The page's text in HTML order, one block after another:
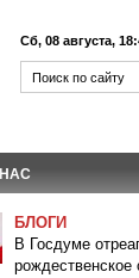
Сб, 08 августа,
БЛОГИ
В Госдуме
рождественское